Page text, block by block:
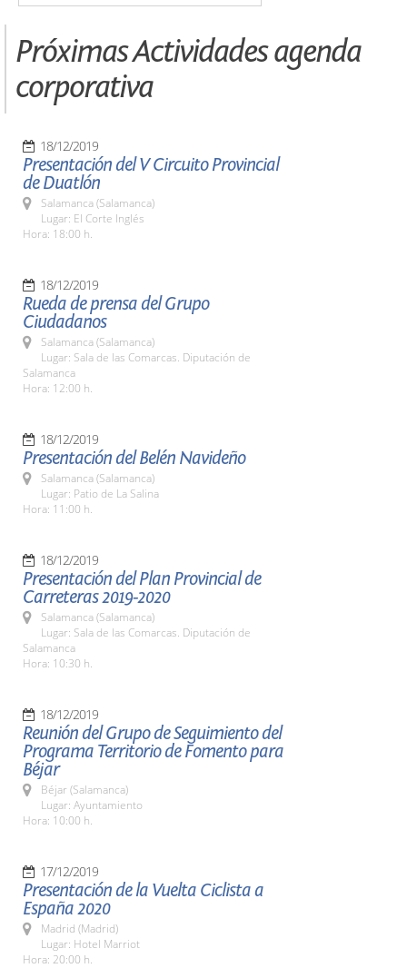
Próximas Actividades agenda
corporativa
18/12/2019
Presentación del V Circuito Provincial
de Duatlón
Salamanca (Salamanca)
Lugar: El Corte Inglés
Hora: 18:00 h.
18/12/2019
Rueda de prensa del Grupo
Ciudadanos
Salamanca (Salamanca)
Lugar: Sala de las Comarcas. Diputación de
Salamanca
Hora: 12:00 h.
18/12/2019
Presentación del Belén Navideño
Salamanca (Salamanca)
Lugar: Patio de La Salina
Hora: 11:00 h.
18/12/2019
Presentación del Plan Provincial de
Carreteras 2019-2020
Salamanca (Salamanca)
Lugar: Sala de las Comarcas. Diputación de
Salamanca
Hora: 10:30 h.
18/12/2019
Reunión del Grupo de Seguimiento del
Programa Territorio de Fomento para
Béjar
Béjar (Salamanca)
Lugar: Ayuntamiento
Hora: 10:00 h.
17/12/2019
Presentación de la Vuelta Ciclista a
España 2020
Madrid (Madrid)
Lugar: Hotel Marriot
Hora: 20:00 h.